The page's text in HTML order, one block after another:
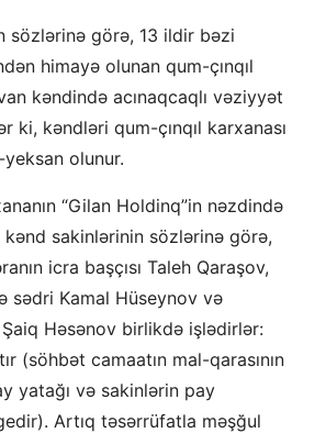
sözlərinə görə, 13 ildir bəzi
himayə olunan qum-çınqıl
kəndində acınaqcaqlı vəziyyət
ki, kəndləri qum-çınqıl karxanası
olunur.
“Gilan Holdinq”in nəzdində
sakinlərinin sözlərinə görə,
icra başçısı Taleh Qaraşov,
sədri Kamal Hüseynov və
Həsənov birlikdə işlədirlər:
(söhbət camaatın mal-qarasının
yatağı və sakinlərin pay
Artıq təsərrüfatla məşğul